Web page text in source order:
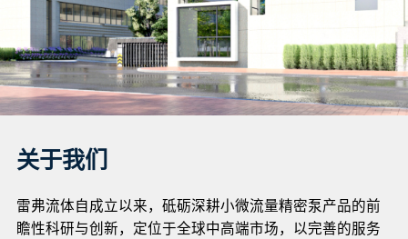
关于我们
雷弗流体自成立以来，砥砺深耕小微流量精密泵产品的前
瞻性科研与创新，定位于全球中高端市场，以完善的服务